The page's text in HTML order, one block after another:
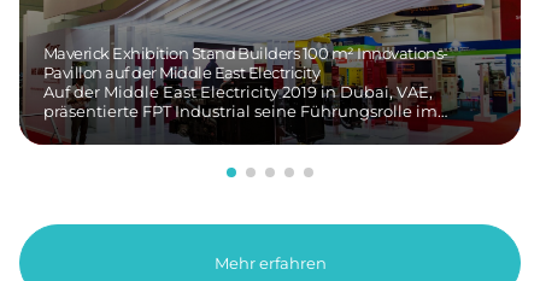
Mehr erfahren
Maverick Exhibition Stand Builders 100 m² Innovations-
Pavillon auf der Middle East Electricity
Auf der Middle East Electricity 2019 in Dubai, VAE,
präsentierte FPT Industrial seine Führungsrolle im…